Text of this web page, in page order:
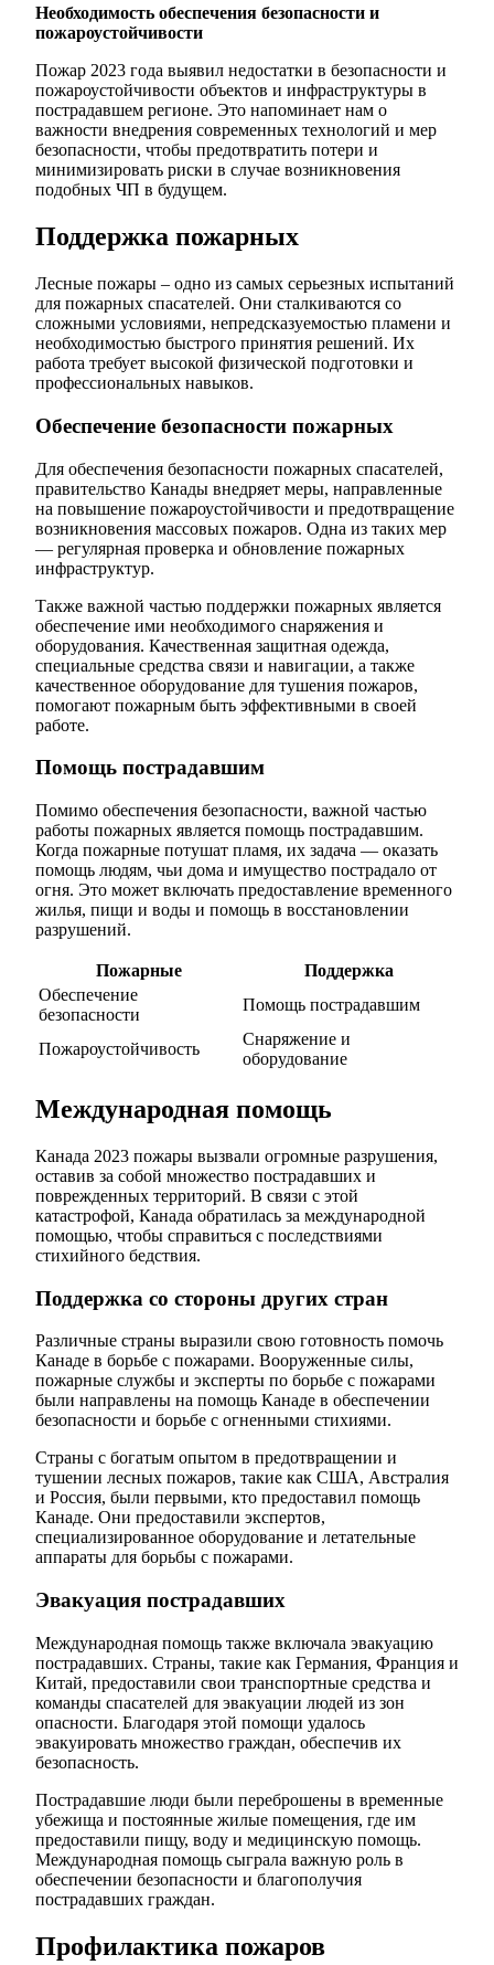
Необходимость обеспечения безопасности и
пожароустойчивости
Пожар 2023 года выявил недостатки в безопасности и
пожароустойчивости объектов и инфраструктуры в
пострадавшем регионе. Это напоминает нам о
важности внедрения современных технологий и мер
безопасности, чтобы предотвратить потери и
минимизировать риски в случае возникновения
подобных ЧП в будущем.
Поддержка пожарных
Лесные пожары – одно из самых серьезных испытаний
для пожарных спасателей. Они сталкиваются со
сложными условиями, непредсказуемостью пламени и
необходимостью быстрого принятия решений. Их
работа требует высокой физической подготовки и
профессиональных навыков.
Обеспечение безопасности пожарных
Для обеспечения безопасности пожарных спасателей,
правительство Канады внедряет меры, направленные
на повышение пожароустойчивости и предотвращение
возникновения массовых пожаров. Одна из таких мер
— регулярная проверка и обновление пожарных
инфраструктур.
Также важной частью поддержки пожарных является
обеспечение ими необходимого снаряжения и
оборудования. Качественная защитная одежда,
специальные средства связи и навигации, а также
качественное оборудование для тушения пожаров,
помогают пожарным быть эффективными в своей
работе.
Помощь пострадавшим
Помимо обеспечения безопасности, важной частью
работы пожарных является помощь пострадавшим.
Когда пожарные потушат пламя, их задача — оказать
помощь людям, чьи дома и имущество пострадало от
огня. Это может включать предоставление временного
жилья, пищи и воды и помощь в восстановлении
разрушений.
Пожарные
Поддержка
Обеспечение
безопасности
Помощь пострадавшим
Пожароустойчивость
Снаряжение и
оборудование
Международная помощь
Канада 2023 пожары вызвали огромные разрушения,
оставив за собой множество пострадавших и
поврежденных территорий. В связи с этой
катастрофой, Канада обратилась за международной
помощью, чтобы справиться с последствиями
стихийного бедствия.
Поддержка со стороны других стран
Различные страны выразили свою готовность помочь
Канаде в борьбе с пожарами. Вооруженные силы,
пожарные службы и эксперты по борьбе с пожарами
были направлены на помощь Канаде в обеспечении
безопасности и борьбе с огненными стихиями.
Страны с богатым опытом в предотвращении и
тушении лесных пожаров, такие как США, Австралия
и Россия, были первыми, кто предоставил помощь
Канаде. Они предоставили экспертов,
специализированное оборудование и летательные
аппараты для борьбы с пожарами.
Эвакуация пострадавших
Международная помощь также включала эвакуацию
пострадавших. Страны, такие как Германия, Франция и
Китай, предоставили свои транспортные средства и
команды спасателей для эвакуации людей из зон
опасности. Благодаря этой помощи удалось
эвакуировать множество граждан, обеспечив их
безопасность.
Пострадавшие люди были переброшены в временные
убежища и постоянные жилые помещения, где им
предоставили пищу, воду и медицинскую помощь.
Международная помощь сыграла важную роль в
обеспечении безопасности и благополучия
пострадавших граждан.
Профилактика пожаров